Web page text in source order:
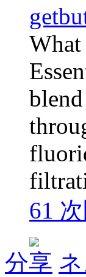
What
61
分享